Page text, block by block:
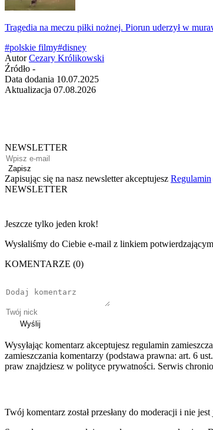
Tragedia na meczu piłki nożnej. Piorun uderzył w
#polskie filmy#disney
Autor Cezary Królikowski
Źródło -
Data dodania 10.07.2025
Aktualizacja 07.08.2026
NEWSLETTER
Zapisz
Zapisując się na nasz newsletter akceptujesz Regulamin
NEWSLETTER
Jeszcze tylko jeden krok!
Wysłaliśmy do Ciebie e-mail z linkiem
KOMENTARZE (0)
Wyślij
Wysyłając komentarz akceptujesz regulamin
zamieszczania komentarzy (podstawa prawna: art. 6
praw znajdziesz w polityce prywatności. Serwis
Twój komentarz został przesłany do moderacji i nie